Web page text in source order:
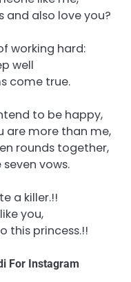
and also love you?
working hard:
well
come true.
to be happy,
are more than me,
rounds together,
vows.
a killer.!!
you,
this princess.!!
For Instagram